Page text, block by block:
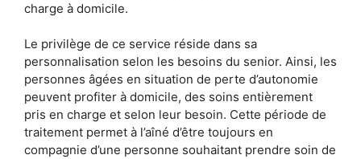
charge à domicile.
Le privilège de ce service réside dans sa
personnalisation selon les besoins du senior. Ainsi, les
personnes âgées en situation de perte d’autonomie
peuvent profiter à domicile, des soins entièrement
pris en charge et selon leur besoin. Cette période de
traitement permet à l’aîné d’être toujours en
compagnie d’une personne souhaitant prendre soin de